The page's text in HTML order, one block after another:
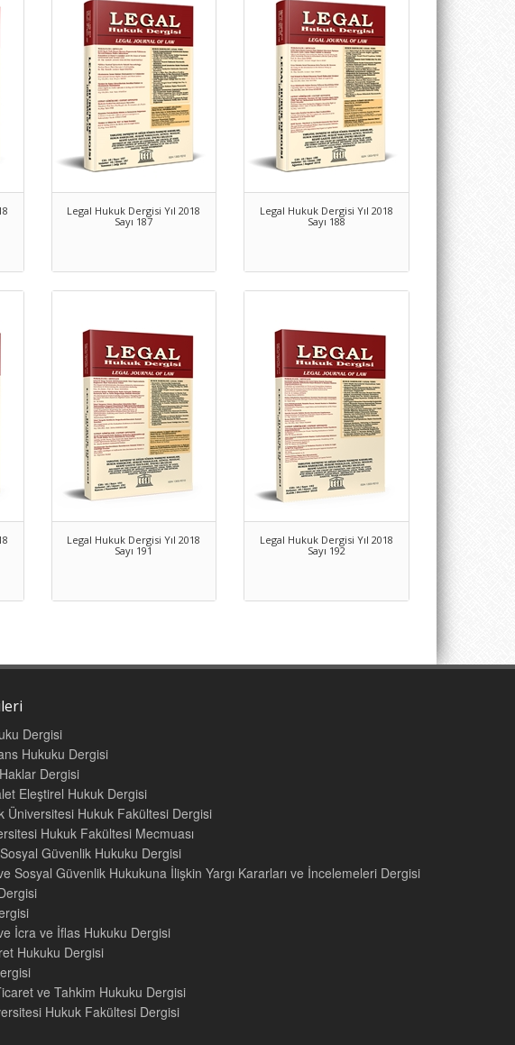
Legal Hukuk Dergisi Yıl 2018
Sayı 187
Legal Hukuk Dergisi Yıl 2018
Sayı 188
Legal Hukuk Dergisi Yıl 2018
Sayı 191
Legal Hukuk Dergisi Yıl 2018
Sayı 192
Dergisi
Hukuku Dergisi
Dergisi
Eleştirel Hukuk Dergisi
Üniversitesi Hukuk Fakültesi Dergisi
Hukuk Fakültesi Mecmuası
Güvenlik Hukuku Dergisi
Sosyal Güvenlik Hukukuna İlişkin Yargı Kararları ve İncelemeleri Dergisi
İcra ve İflas Hukuku Dergisi
Hukuku Dergisi
ve Tahkim Hukuku Dergisi
Hukuk Fakültesi Dergisi